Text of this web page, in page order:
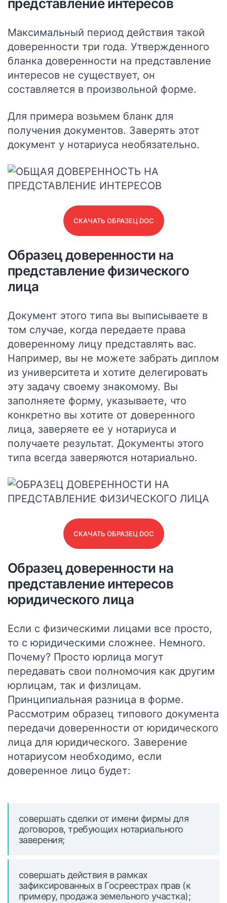
представление интересов
Максимальный период действия такой
доверенности три года. Утвержденного
бланка доверенности на представление
интересов не существует, он
составляется в произвольной форме.
Для примера возьмем бланк для
получения документов. Заверять этот
документ у нотариуса необязательно.
СКАЧАТЬ ОБРАЗЕЦ DOC
Образец доверенности на
представление физического
лица
Документ этого типа вы выписываете в
том случае, когда передаете права
доверенному лицу представлять вас.
Например, вы не можете забрать диплом
из университета и хотите делегировать
эту задачу своему знакомому. Вы
заполняете форму, указываете, что
конкретно вы хотите от доверенного
лица, заверяете ее у нотариуса и
получаете результат. Документы этого
типа всегда заверяются нотариально.
СКАЧАТЬ ОБРАЗЕЦ DOC
Образец доверенности на
представление интересов
юридического лица
Если с физическими лицами все просто,
то с юридическими сложнее. Немного.
Почему? Просто юрлица могут
передавать свои полномочия как другим
юрлицам, так и физлицам.
Принципиальная разница в форме.
Рассмотрим образец типового документа
передачи доверенности от юридического
лица для юридического. Заверение
нотариусом необходимо, если
доверенное лицо будет:
совершать сделки от имени фирмы для
договоров, требующих нотариального
заверения;
совершать действия в рамках
зафиксированных в Госреестрах прав (к
примеру, продажа земельного участка);